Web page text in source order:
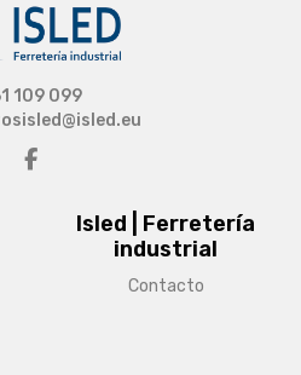
Isled | Ferretería
industrial
Contacto
109 099